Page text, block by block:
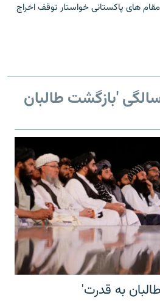
مقام های پاکستانی خواستار توقف اخراج
'بازگشت طالبان
به قدرت'